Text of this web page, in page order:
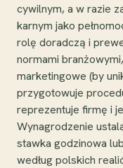
cywilnym, a w razie
karnym jako
rolę doradczą i
normami
marketingowe (by
przygotowuje
reprezentuje firmę i
Wynagrodzenie
stawka godzinowa
według polskich